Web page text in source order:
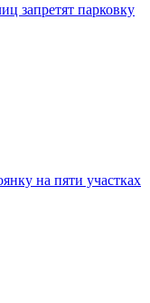
запретят парковку
на пяти участках